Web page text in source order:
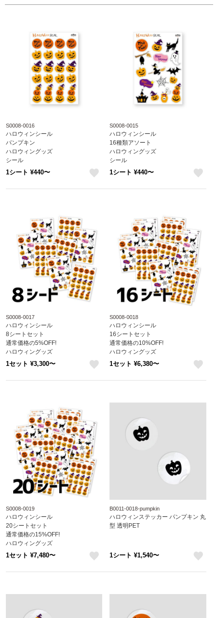
S0008-0016
ハロウィンシール
パンプキン
ハロウィングッズ
シール
S0008-0016
1シート ¥440〜
S0008-0015
ハロウィンシール
16種類アソート
ハロウィングッズ
シール
S0008-0015
1シート ¥440〜
S0008-0017
ハロウィンシール
8シートセット
通常価格の5%OFF!
ハロウィングッズ
シール
S0008-0017
1セット ¥3,300〜
S0008-0018
ハロウィンシール
16シートセット
通常価格の10%OFF!
ハロウィングッズ
シール
S0008-0018
1セット ¥6,380〜
S0008-0019
ハロウィンシール
20シートセット
通常価格の15%OFF!
ハロウィングッズ
シール
S0008-0019
1セット ¥7,480〜
B0011-0018-pumpkin
ハロウィンステッカー パンプキン 丸
型 透明PET
1シート ¥1,540〜